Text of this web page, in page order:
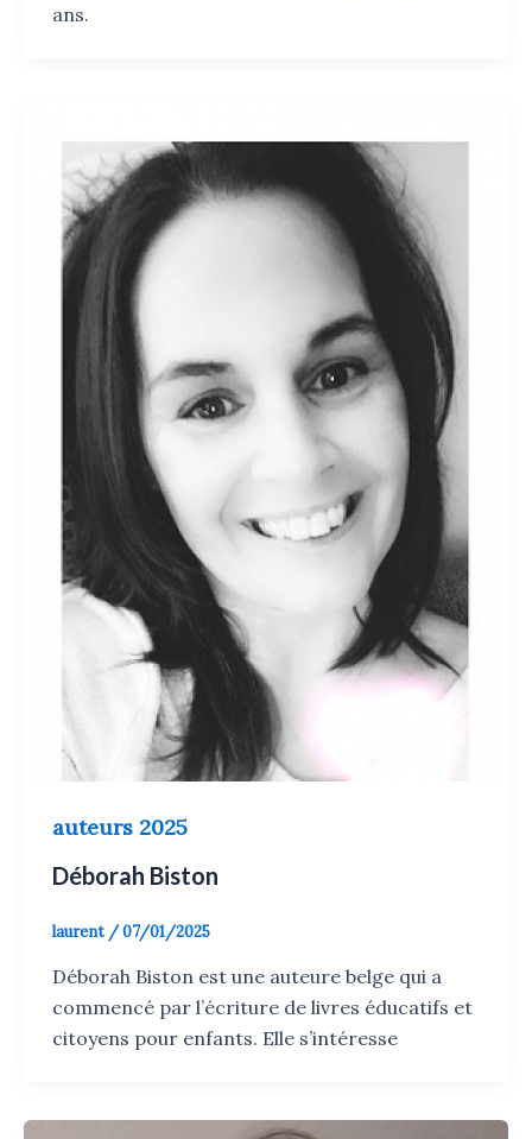
ans.
auteurs 2025
Déborah Biston
laurent /07/01/2025
Déborah Biston est une auteure belge qui a
commencé par l’écriture de livres éducatifs et
citoyens pour enfants. Elle s’intéresse